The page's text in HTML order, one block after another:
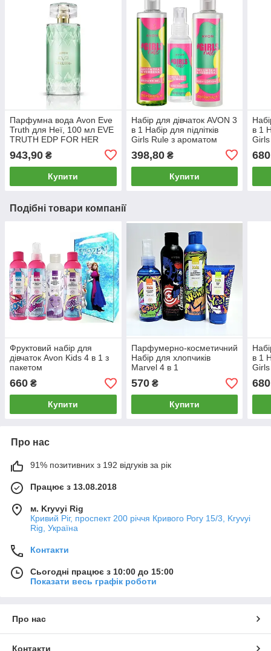
Парфумна вода Avon Eve
Truth для Неї, 100 мл EVE
TRUTH EDP FOR HER
943,90 ₴
Купити
Набір для дівчаток AVON 3
в 1 Набір для підлітків
Girls Rule з ароматом
398,80₴
Купити
в 1
680
Подібні товари компанії
Фруктовий набір для
дівчаток Avon Kids 4 в 1 з
пакетом
660 ₴
Купити
Парфумерно-косметичний
Набір для хлопчиків
Marvel 4 в 1
570₴
Купити
в 1
680
Про нас
91% позитивних з 192 відгуків за рік
Працює з 13.08.2018
м. Kryvyi Rig
Кривий Ріг, проспект 200 річчя Кривого Рогу 15/3, Kryvyi
Rig, Україна
Контакти
Сьогодні працює з 10:00 до 15:00
Показати весь графік роботи
Про нас
Контакти